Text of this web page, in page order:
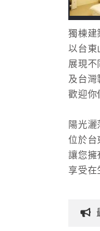
獨棟建
以台東
展現不
及台灣
歡迎你
陽光灑
位於台
讓您擁
享受在